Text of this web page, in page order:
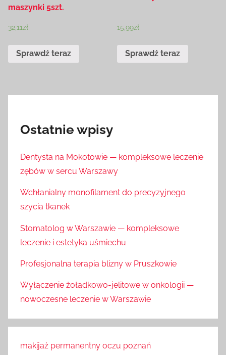
maszynki 5szt.
32,11zł
Sprawdź teraz
15,99zł
Sprawdź teraz
Ostatnie wpisy
Dentysta na Mokotowie — kompleksowe leczenie
zębów w sercu Warszawy
Wchłanialny monofilament do precyzyjnego
szycia tkanek
Stomatolog w Warszawie — kompleksowe
leczenie i estetyka uśmiechu
Profesjonalna terapia blizny w Pruszkowie
Wyłączenie żołądkowo-jelitowe w onkologii —
nowoczesne leczenie w Warszawie
makijaż permanentny oczu poznań